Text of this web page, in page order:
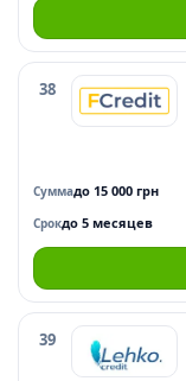
38
Суммадо 15 000 грн
Срокдо 5 месяцев
39